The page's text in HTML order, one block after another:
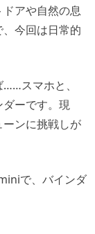
アや自然の息
今回は日常的
スマホと、
ーです。現
ンに挑戦しが
で、バインダ